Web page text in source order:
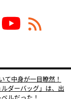
て中身が一目瞭然！
ダーバッグ」は、出
ルだった！